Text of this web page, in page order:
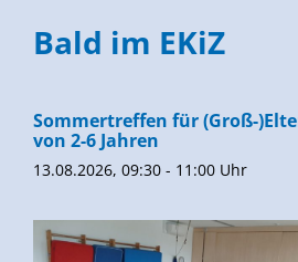
Bald im EKiZ
Sommertreffen für (Groß-
von 2-6 Jahren
13.08.2026, 09:30 - 11:00 Uhr